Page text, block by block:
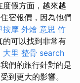
假方面，越來越
宿報價，因為他們
按摩 外燴 意思 竹
可以找到非常有
大里 整骨 search
們的旅行針對的是
到更大的影響。